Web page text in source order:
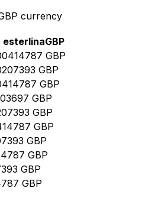
currency
esterlinaGBP
GBP
GBP
GBP
GBP
GBP
GBP
GBP
GBP
GBP
GBP